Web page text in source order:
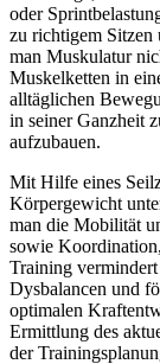
oder
zu richtigem Sitzen
man Muskulatur
Muskelketten in
alltäglichen
in seiner Ganzheit
aufzubauen.
Mit Hilfe eines
Körpergewicht
man die Mobilität
sowie
Training
Dysbalancen und
optimalen
Ermittlung des
der